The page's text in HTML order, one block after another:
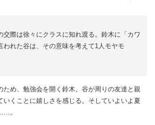
交際は徐々にクラスに知れ渡る。鈴木に「カワ
われた谷は、その意味を考えて1人モヤモ
ため、勉強会を開く鈴木。谷が周りの友達と親
いくことに嬉しさを感じる。そしていよいよ夏
。